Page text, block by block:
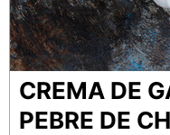
CREMA DE
PEBRE DE